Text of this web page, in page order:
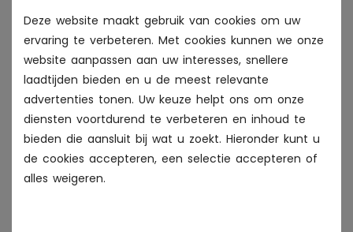
Veelgestelde vragen
Wat is de Beauty Angel lichttherapie?
Is de behandeling geschikt voor alle huidtypen?
Deze website maakt gebruik van cookies om uw
ervaring te verbeteren. Met cookies kunnen we onze
website aanpassen aan uw interesses, snellere
laadtijden bieden en u de meest relevante
advertenties tonen. Uw keuze helpt ons om onze
diensten voortdurend te verbeteren en inhoud te
bieden die aansluit bij wat u zoekt. Hieronder kunt u
de cookies accepteren, een selectie accepteren of
alles weigeren.